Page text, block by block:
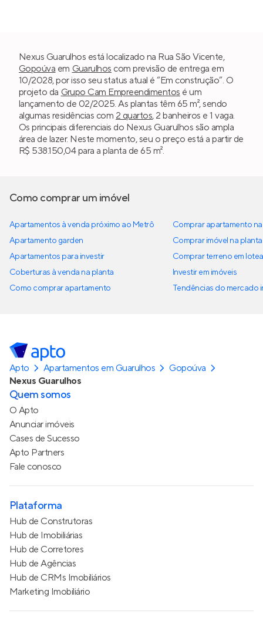
Nexus Guarulhos está localizado na Rua São Vicente,
Gopoúva em Guarulhos com previsão de entrega em
10/2028, por isso seu status atual é “Em construção”. O
projeto da Grupo Cam Empreendimentos é um
lançamento de 02/2025. As plantas têm 65 m², sendo
algumas residências com 2 quartos, 2 banheiros e 1 vaga.
Os principais diferenciais do Nexus Guarulhos são ampla
área de lazer. Neste momento, seu o preço está a partir de
R$ 538.150,04 para a planta de 65 m².
Como comprar um imóvel
Apartamentos à venda próximo ao Metrô
Apartamento garden
Apartamentos para investir
Coberturas à venda na planta
Como comprar apartamento
Comprar apartamento
Comprar imóvel na planta
Comprar terreno em
Investir em imóveis
Tendências do mercado
Apto Apartamentos em Guarulhos
Gopoúva
Nexus Guarulhos
Quem somos
O Apto
Anunciar imóveis
Cases de Sucesso
Apto Partners
Fale conosco
Plataforma
Hub de Construtoras
Hub de Imobiliárias
Hub de Corretores
Hub de Agências
Hub de CRMs Imobiliários
Marketing Imobiliário